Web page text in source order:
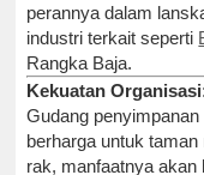
perannya dalam
industri terkait seperti
Rangka Baja.
Kekuatan
Gudang
berharga untuk
rak, manfaatnya